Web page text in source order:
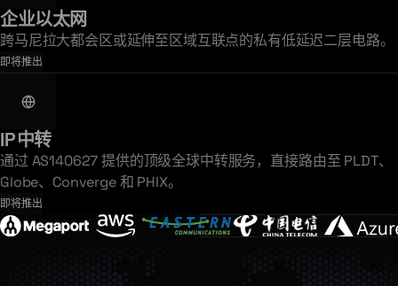
企业以太网
跨马尼拉大都会区或延伸至区域互联点的私有低延迟二层电路。
即将推出
IP 中转
通过 AS140627 提供的顶级全球中转服务，直接路由至 PLDT、
Globe、Converge 和 PHIX。
即将推出